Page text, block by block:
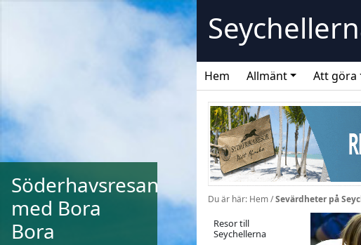
Söderhavsresan
med Bora
Bora
Skip
content
Hem Allmänt Att göra
Du är här: Hem/Sevärdheter på
Resor till
Seychellerna